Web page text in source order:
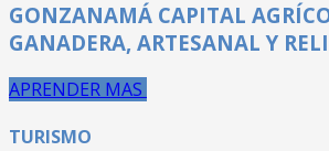
GONZANAMÁ CAPITAL
GANADERA, ARTESANAL Y
APRENDER MAS
TURISMO